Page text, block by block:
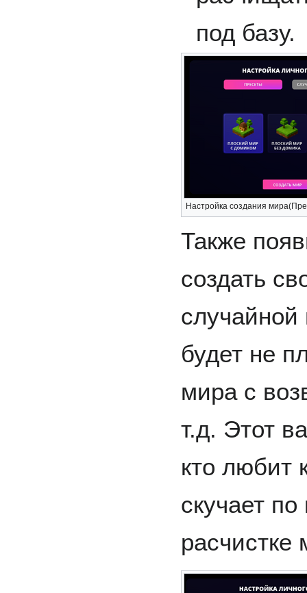
под базу.
Настройка создания
Также
создать
случайной
будет не
мира с
т.д. Этот
кто любит
скучает
расчистке